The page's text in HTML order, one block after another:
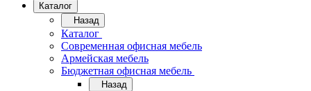
Каталог
Назад
Каталог
Современная офисная мебель
Армейская мебель
Бюджетная офисная мебель
Назад